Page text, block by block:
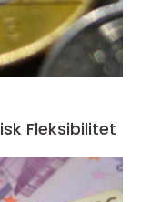
Fleksibilitet